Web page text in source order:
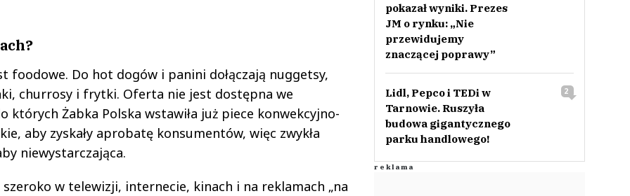
Do hot dogów i panini dołączają nuggetsy,
churrosy i frytki. Oferta nie jest dostępna we
których Żabka Polska wstawiła już piece konwekcyjno-
aby zyskały aprobatę konsumentów, więc zwykła
niewystarczająca.
w telewizji, internecie, kinach i na reklamach „na
pokazał wyniki. Prezes
JM o rynku: „Nie
przewidujemy
znaczącej poprawy”
Lidl, Pepco i TEDi w
Tarnowie. Ruszyła
budowa gigantycznego
parku handlowego!
2